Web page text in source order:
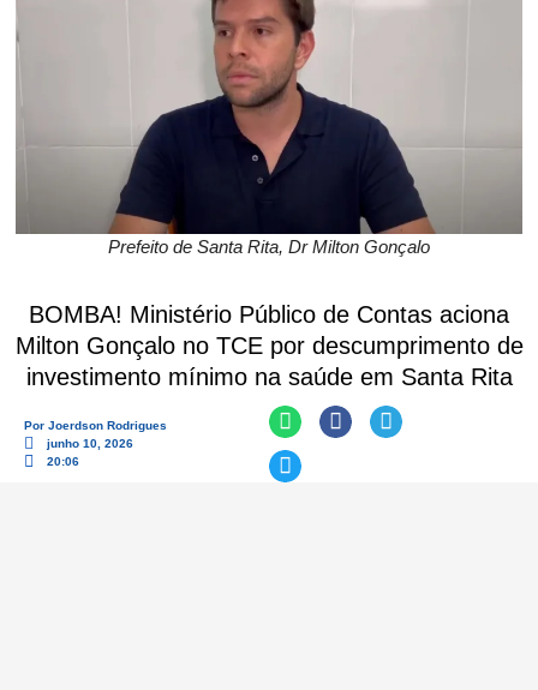
Prefeito de Santa Rita, Dr Milton Gonçalo
BOMBA! Ministério Público de Contas aciona
Milton Gonçalo no TCE por descumprimento de
investimento mínimo na saúde em Santa Rita
Por Joerdson Rodrigues
junho 10, 2026
20:06